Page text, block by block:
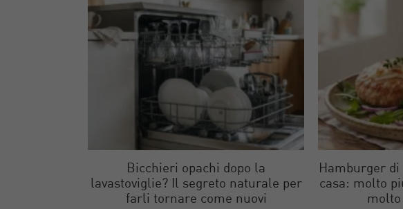
Bicchieri opachi dopo la
lavastoviglie? Il segreto naturale per
farli tornare come nuovi
Hamburger
casa: molto
molto